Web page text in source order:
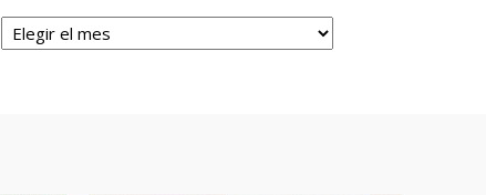
Archivos